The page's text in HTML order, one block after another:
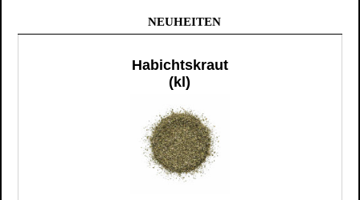
NEUHEITEN
Habichtskraut
(kl)